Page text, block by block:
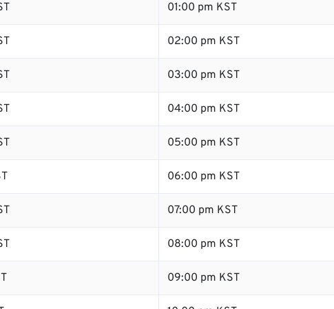
01:00 pm KST
02:00 pm KST
03:00 pm KST
04:00 pm KST
05:00 pm KST
06:00 pm KST
07:00 pm KST
08:00 pm KST
09:00 pm KST